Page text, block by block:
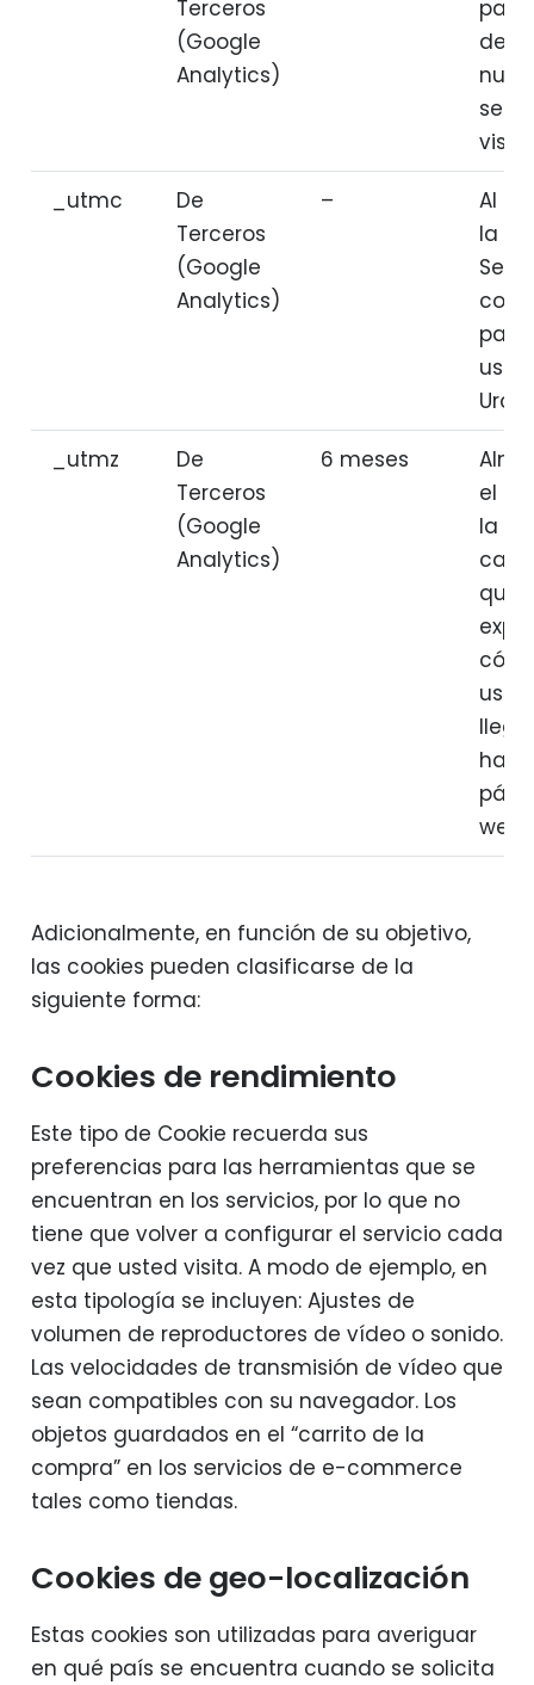
Terceros
(Google
Analytics)
para
_utmc
De
Terceros
(Google
Analytics)
–
Al
la
Se
para
uso
_utmz
De
Terceros
(Google
Analytics)
6 meses
el
la
que
web.
Adicionalmente, en función de su objetivo,
las cookies pueden clasificarse de la
siguiente forma:
Cookies de rendimiento
Este tipo de Cookie recuerda sus
preferencias para las herramientas que se
encuentran en los servicios, por lo que no
tiene que volver a configurar el servicio cada
vez que usted visita. A modo de ejemplo, en
esta tipología se incluyen: Ajustes de
volumen de reproductores de vídeo o sonido.
Las velocidades de transmisión de vídeo que
sean compatibles con su navegador. Los
objetos guardados en el “carrito de la
compra” en los servicios de e-commerce
tales como tiendas.
Cookies de geo-localización
Estas cookies son utilizadas para averiguar
en qué país se encuentra cuando se solicita